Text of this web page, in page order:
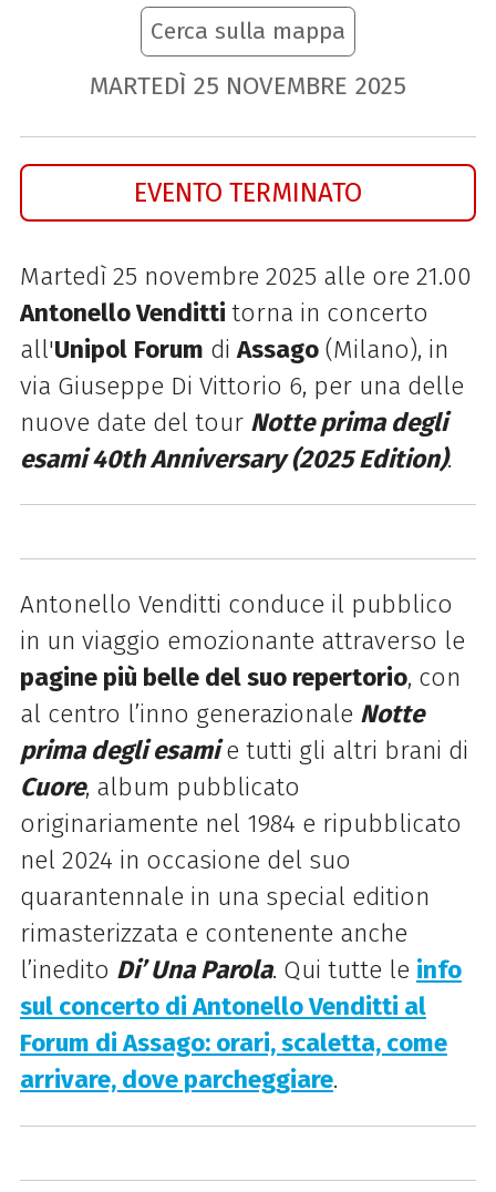
Cerca sulla mappa
MARTEDÌ 25 NOVEMBRE 2025
EVENTO TERMINATO
Martedì 25 novembre 2025 alle ore 21.00
Antonello Venditti torna in concerto
all'Unipol Forum diAssago(Milano), in
via Giuseppe Di Vittorio 6, per una delle
nuove date del tour Notte prima degli
esami 40th Anniversary (2025 Edition).
Antonello Venditti conduce il pubblico
in un viaggio emozionante attraverso le
pagine più belle del suo repertorio, con
al centro l’inno generazionale Notte
prima degli esamie tutti gli altri brani di
Cuore, album pubblicato
originariamente nel 1984 e ripubblicato
nel 2024 in occasione del suo
quarantennale in una special edition
rimasterizzata e contenente anche
l’inedito Di’ Una Parola. Qui tutte le info
sul concerto di Antonello Venditti al
Forum di Assago: orari, scaletta, come
arrivare, dove parcheggiare.